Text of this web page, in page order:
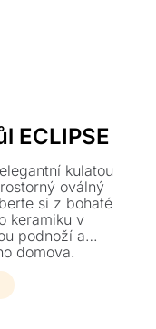
ECLIPSE
kulatou
oválný
si z bohaté
keramiku v
podnoží a
domova.